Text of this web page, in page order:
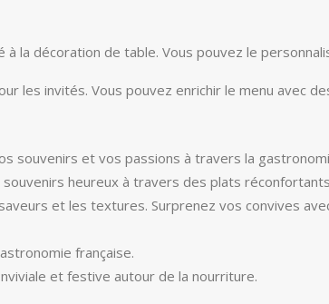
décoration de table. Vous pouvez le
les invités. Vous pouvez enrichir le menu avec
souvenirs et vos passions à travers la
heureux à travers des plats
et les textures. Surprenez vos convives
française.
et festive autour de la nourriture.